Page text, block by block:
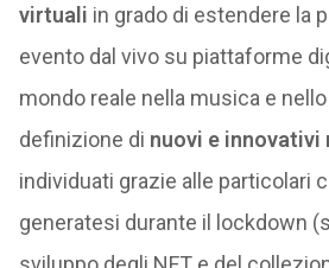
virtuali in grado di estendere la
evento dal vivo su piattaforme
mondo reale nella musica e
definizione di nuovi e innovativi
individuati grazie alle particolari
generatesi durante il lockdown